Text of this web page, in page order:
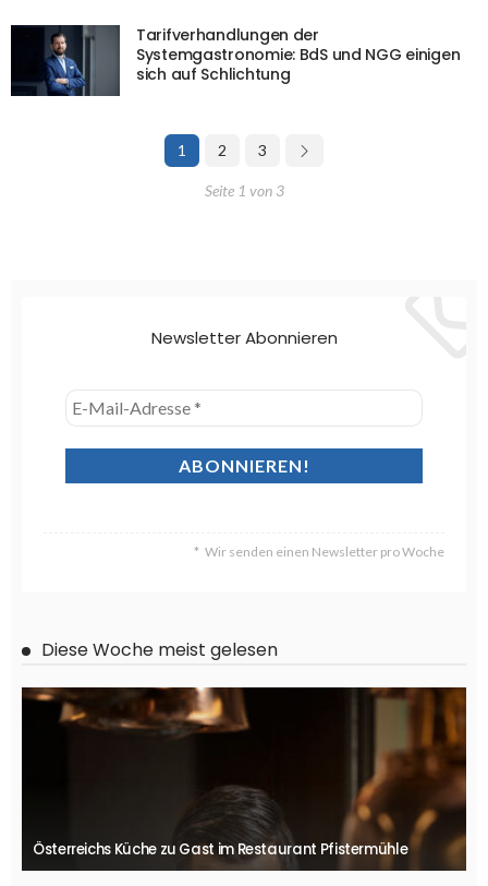
Tarifverhandlungen der
Systemgastronomie: BdS und NGG einigen
sich auf Schlichtung
1 2 3
Seite 1 von 3
Newsletter Abonnieren
Wir senden einen Newsletter pro Woche
Diese Woche meist gelesen
Österreichs Küche zu Gast im Restaurant Pfistermühle